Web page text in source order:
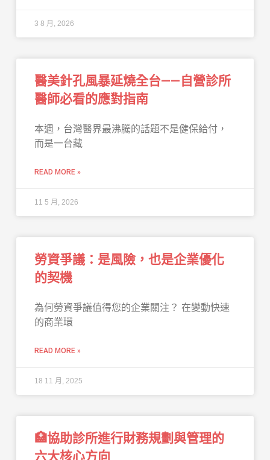
3 8 月, 2026
醫美針孔風暴延燒全台——自營診所
醫師必看的應對指南
本週，台灣醫界最沸騰的話題不是健保給付，
而是一台藏
READ MORE »
11 5 月, 2026
勞資爭議：是風險，也是企業優化
的契機
為何勞資爭議值得您的企業關注？ 在變動快速
的商業環
READ MORE »
18 11 月, 2025
🏥協助診所進行財務規劃與管理的
六大核心方向